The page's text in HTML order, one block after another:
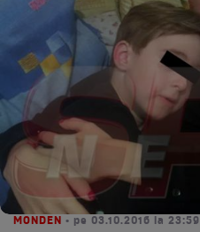
MONDEN • pe 03.10.2016 la 23:59